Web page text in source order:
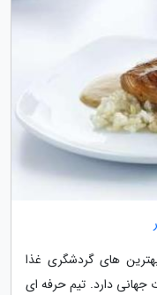
های گردشگری غذا
دارد. تیم حرفه ای